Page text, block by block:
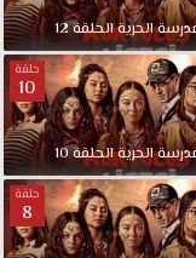
الحريةالحلقة12
حلقة
10
الحريةالحلقة10
حلقة
8